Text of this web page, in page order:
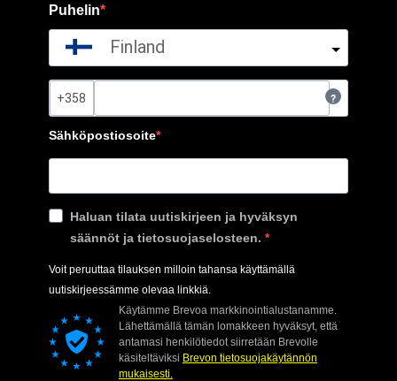
Puhelin
Finland
?
Sähköpostiosoite
Haluan tilata uutiskirjeen ja hyväksyn
säännöt ja tietosuojaselosteen.
Voit peruuttaa tilauksen milloin tahansa käyttämällä
uutiskirjeessämme olevaa linkkiä.
Käytämme Brevoa markkinointialustanamme.
Lähettämällä tämän lomakkeen hyväksyt, että
antamasi henkilötiedot siirretään Brevolle
käsiteltäviksi Brevon tietosuojakäytännön
mukaisesti.